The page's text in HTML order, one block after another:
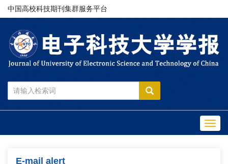
中国高校科技期刊集群服务平台
E-mail alert